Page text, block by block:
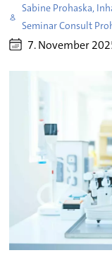
Sabine Prohaska,
Seminar Consult
7. November